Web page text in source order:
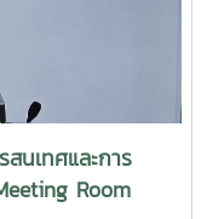
นเทศและการ
Room